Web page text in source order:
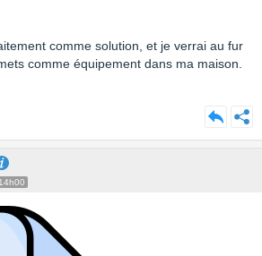
comme solution, et je verrai au fur
comme équipement dans ma maison.